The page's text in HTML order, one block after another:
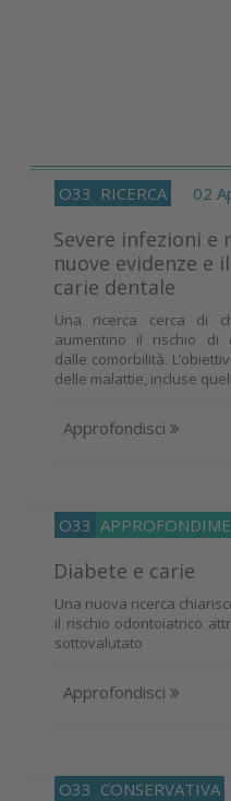
O33 RICERCA 02
Severe infezioni e
nuove evidenze e
carie dentale
Una ricerca cerca di
aumentino il rischio di
dalle comorbilità.
delle malattie, incluse
Approfondisci
O33
Diabete e carie
Una nuova ricerca
il rischio odontoiatrico
sottovalutato
Approfondisci
O33 CONSERVATIVA